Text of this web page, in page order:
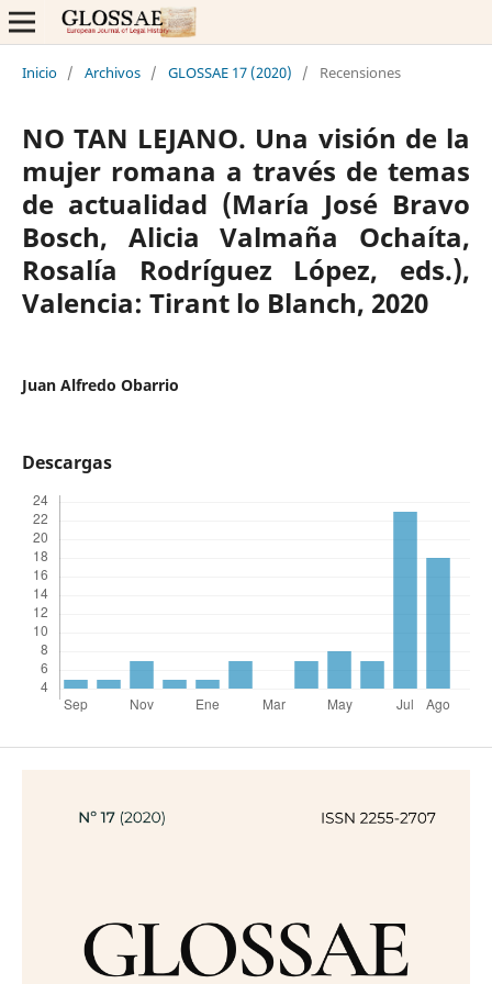
Inicio / Archivos / GLOSSAE 17 (2020) / Recensiones
NO TAN LEJANO. Una visión de la
mujer romana a través de temas
de actualidad (María José Bravo
Bosch, Alicia Valmaña Ochaíta,
Rosalía Rodríguez López, eds.),
Valencia: Tirant lo Blanch, 2020
Juan Alfredo Obarrio
Descargas